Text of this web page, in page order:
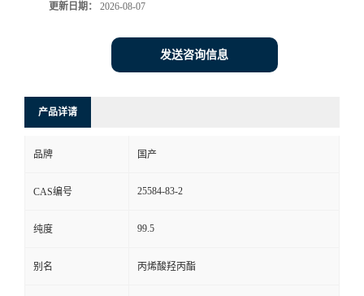
更新日期： 2026-08-07
发送咨询信息
产品详请
品牌 国产
CAS编号 25584-83-2
纯度 99.5
别名 丙烯酸羟丙酯